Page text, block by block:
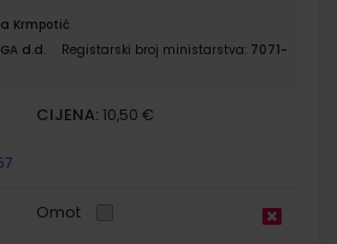
Krmpotić
d.d. Registarski broj ministarstva: 7071-
CIJENA: 10,50 €
Omot